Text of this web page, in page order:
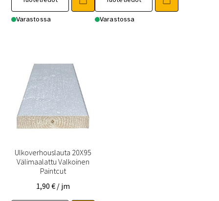
Varastossa Varastossa
Ulkoverhouslauta 20X95
Välimaalattu Valkoinen
Paintcut
1,90 € / jm